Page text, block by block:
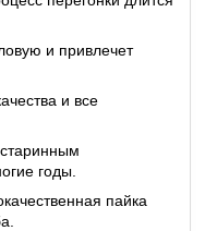
и привлечет
и все
годы.
пайка